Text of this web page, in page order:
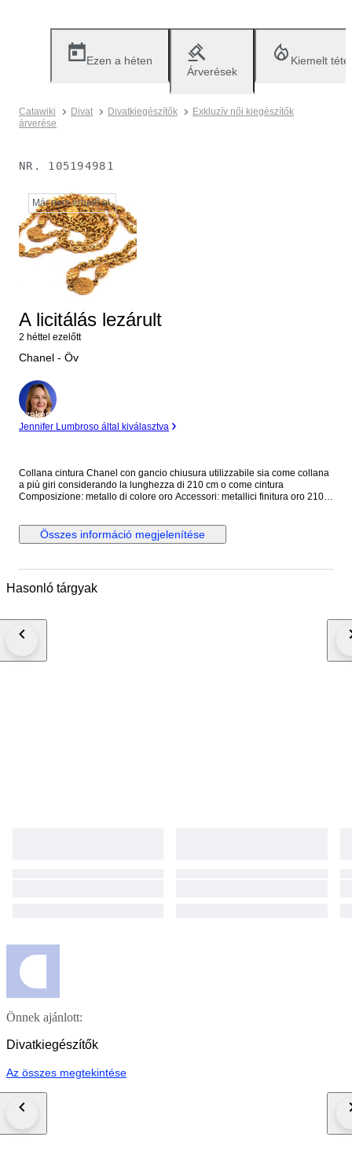
Ezen a héten
Árverések
Kiemelt
Catawiki Divat Divatkiegészítők
Exkluzív női kiegészítők
árverése
NR. 105194981
Már nem érhető el.
A licitálás lezárult
2 héttel ezelőtt
Chanel - Öv
Szakértő
Jennifer Lumbroso által kiválasztva
Collana cintura Chanel con gancio chiusura utilizzabile sia come collana
a più giri considerando la lunghezza di 210 cm o come cintura
Composizione: metallo di colore oro Accessori: metallici finitura oro 210
Összes információ megjelenítése
Hasonló tárgyak
Önnek ajánlott:
Divatkiegészítők
Az összes megtekintése